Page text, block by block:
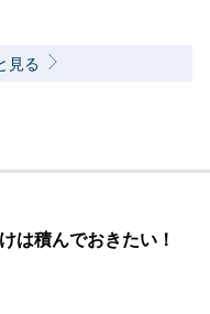
見る
は積んでおきたい！